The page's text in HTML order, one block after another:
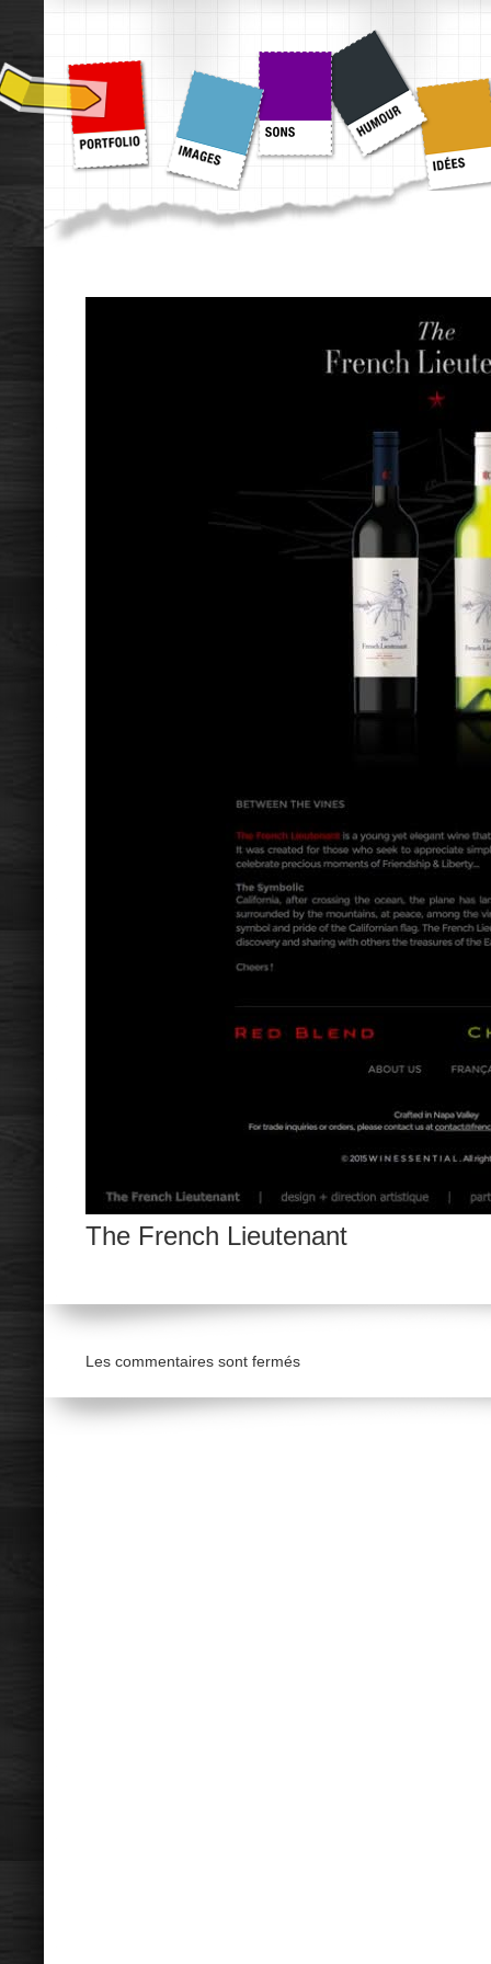
The French Lieutenant
Les commentaires sont fermés